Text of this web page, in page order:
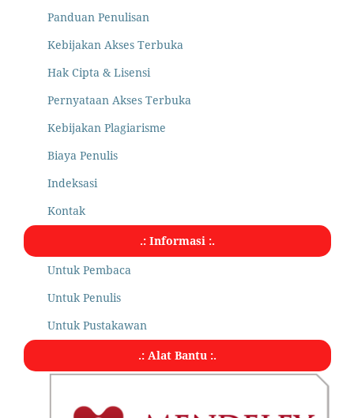
Panduan Penulisan
Kebijakan Akses Terbuka
Hak Cipta & Lisensi
Pernyataan Akses Terbuka
Kebijakan Plagiarisme
Biaya Penulis
Indeksasi
Kontak
.: Informasi :.
Untuk Pembaca
Untuk Penulis
Untuk Pustakawan
.: Alat Bantu :.